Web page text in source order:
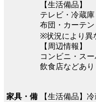
【生活備品】
テレビ・冷蔵
布団・カーテン
※状況により異
【周辺情報】
コンビニ・ス
飲食店などあり
家具・備
【生活備品】